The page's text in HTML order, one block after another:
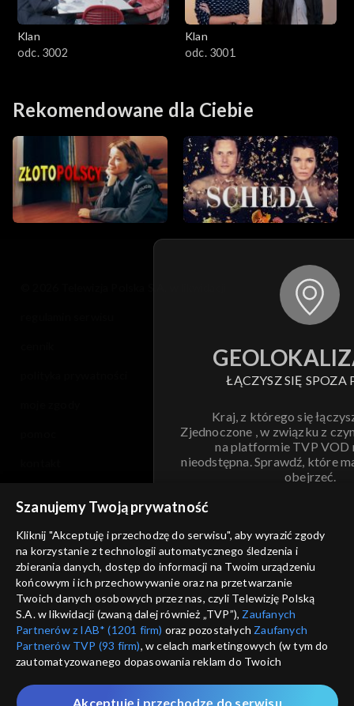
Klan
odc. 3002
Klan
odc. 3001
Rekomendowane dla Ciebie
ŁĄCZYSZ SIĘ SPOZA
Kraj, z którego się
Zjednoczone , w związku z
na platformie TVP VOD
nieodstępna. Sprawdź, które
obejrzeć.
ANULUJ
informacje o dostawcy usług
Szanujemy Twoją prywatność
Kliknij "Akceptuję i przechodzę do serwisu", aby wyrazić zgody
na korzystanie z technologii automatycznego śledzenia i
zbierania danych, dostęp do informacji na Twoim urządzeniu
końcowym i ich przechowywanie oraz na przetwarzanie
Twoich danych osobowych przez nas, czyli Telewizję Polską
S.A. w likwidacji (zwaną dalej również „TVP”), Zaufanych
Partnerów z IAB* (1201 firm) oraz pozostałych Zaufanych
Partnerów TVP (93 firm), w celach marketingowych (w tym do
zautomatyzowanego dopasowania reklam do Twoich
które wskazujemy poniżej, a także zgody na udostępnianie
Akceptuję i przechodzę do serwisu